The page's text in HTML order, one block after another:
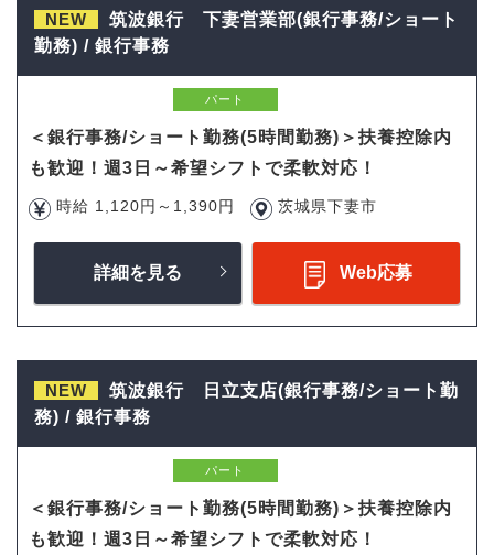
NEW
筑波銀行 下妻営業部(銀行事務/ショート
勤務) / 銀行事務
パート
＜銀行事務/ショート勤務(5時間勤務)＞扶養控除内
も歓迎！週3日～希望シフトで柔軟対応！
時給 1,120円～1,390円 茨城県下妻市
詳細を見る Web応募
NEW
筑波銀行 日立支店(銀行事務/ショート勤
務) / 銀行事務
パート
＜銀行事務/ショート勤務(5時間勤務)＞扶養控除内
も歓迎！週3日～希望シフトで柔軟対応！